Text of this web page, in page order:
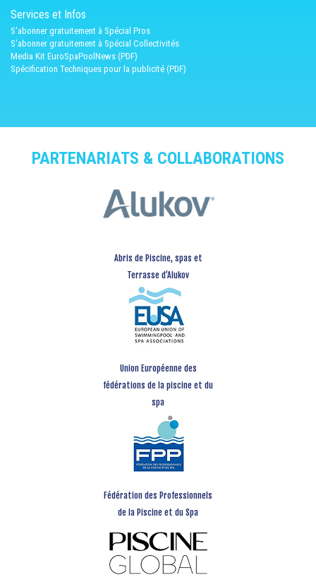
Services et Infos
S'abonner gratuitement à Spécial Pros
S'abonner gratuitement à Spécial Collectivités
Media Kit EuroSpaPoolNews (PDF)
Spécification Techniques pour la publicité (PDF)
PARTENARIATS & COLLABORATIONS
Abris de Piscine, spas et
Terrasse d’Alukov
Union Européenne des
fédérations de la piscine et du
spa
Fédération des Professionnels
de la Piscine et du Spa